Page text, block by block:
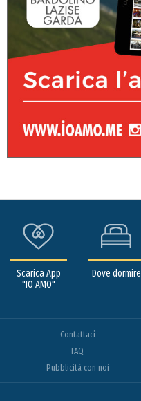
Scarica App
"IO AMO"
Dove dormire
Contattaci
FAQ
Pubblicità con noi